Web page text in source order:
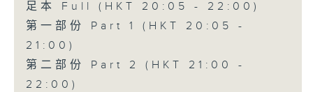
足本 Full (HKT 20:05 - 22:00)
第一部份 Part 1 (HKT 20:05 -
21:00)
第二部份 Part 2 (HKT 21:00 -
22:00)